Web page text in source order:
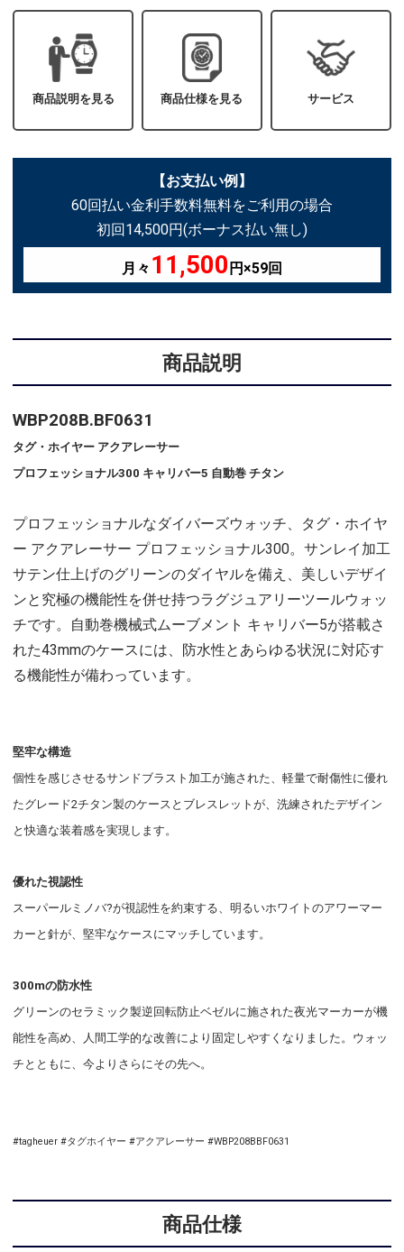
商品説明を見る 商品仕様を見る サービス
【お支払い例】
60回払い金利手数料無料をご利用の場合
初回14,500円(ボーナス払い無し)
月々 11,500 円×59回
商品説明
WBP208B.BF0631
タグ・ホイヤー アクアレーサー
プロフェッショナル300 キャリバー5 自動巻 チタン
プロフェッショナルなダイバーズウォッチ、タグ・ホイヤ
ー アクアレーサー プロフェッショナル300。サンレイ加工
サテン仕上げのグリーンのダイヤルを備え、美しいデザイ
ンと究極の機能性を併せ持つラグジュアリーツールウォッ
チです。自動巻機械式ムーブメント キャリバー5が搭載さ
れた43mmのケースには、防水性とあらゆる状況に対応す
る機能性が備わっています。
堅牢な構造
個性を感じさせるサンドブラスト加工が施された、軽量で耐傷性に優れ
たグレード2チタン製のケースとブレスレットが、洗練されたデザイン
と快適な装着感を実現します。
優れた視認性
スーパールミノバ?が視認性を約束する、明るいホワイトのアワーマー
カーと針が、堅牢なケースにマッチしています。
300mの防水性
グリーンのセラミック製逆回転防止ベゼルに施された夜光マーカーが機
能性を高め、人間工学的な改善により固定しやすくなりました。ウォッ
チとともに、今よりさらにその先へ。
#tagheuer #タグホイヤー #アクアレーサー #WBP208BBF0631
商品仕様